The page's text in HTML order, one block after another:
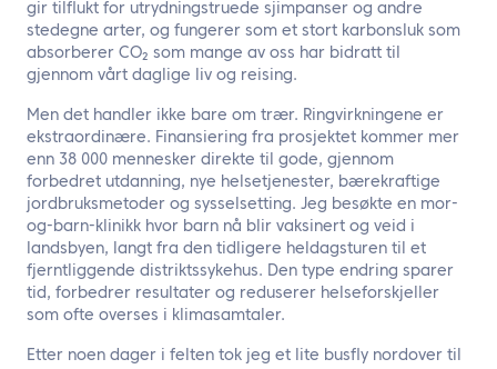
gir tilflukt for utrydningstruede sjimpanser og andre
stedegne arter, og fungerer som et stort karbonsluk som
absorberer CO₂ som mange av oss har bidratt til
gjennom vårt daglige liv og reising.
Men det handler ikke bare om trær. Ringvirkningene er
ekstraordinære. Finansiering fra prosjektet kommer mer
enn 38 000 mennesker direkte til gode, gjennom
forbedret utdanning, nye helsetjenester, bærekraftige
jordbruksmetoder og sysselsetting. Jeg besøkte en mor-
og-barn-klinikk hvor barn nå blir vaksinert og veid i
landsbyen, langt fra den tidligere heldagsturen til et
fjerntliggende distriktssykehus. Den type endring sparer
tid, forbedrer resultater og reduserer helseforskjeller
som ofte overses i klimasamtaler.
Etter noen dager i felten tok jeg et lite busfly nordover til